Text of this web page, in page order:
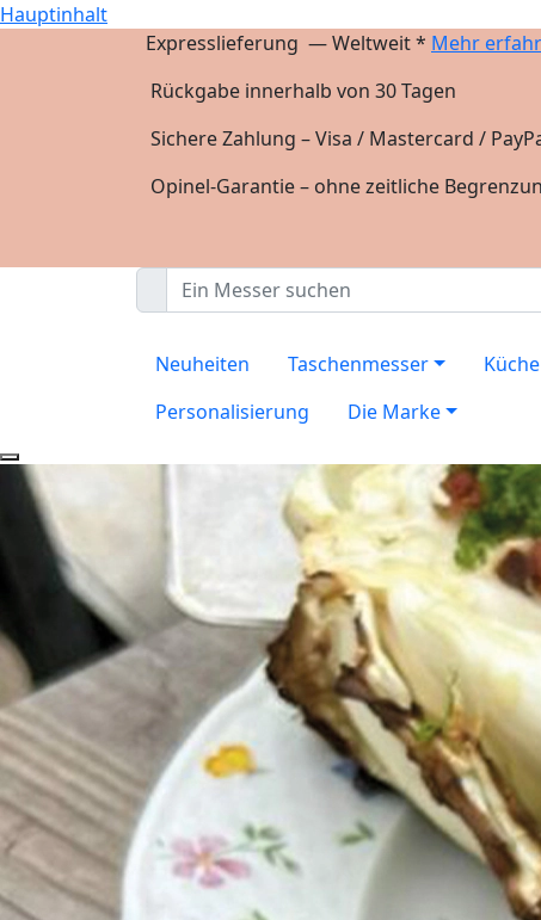
Hauptinhalt
Expresslieferung — Weltweit * Mehr
Rückgabe innerhalb von 30 Tagen
Sichere Zahlung – Visa / Mastercard /
Opinel-Garantie – ohne zeitliche
Neuheiten Taschenmesser Küche
Personalisierung
Die Marke